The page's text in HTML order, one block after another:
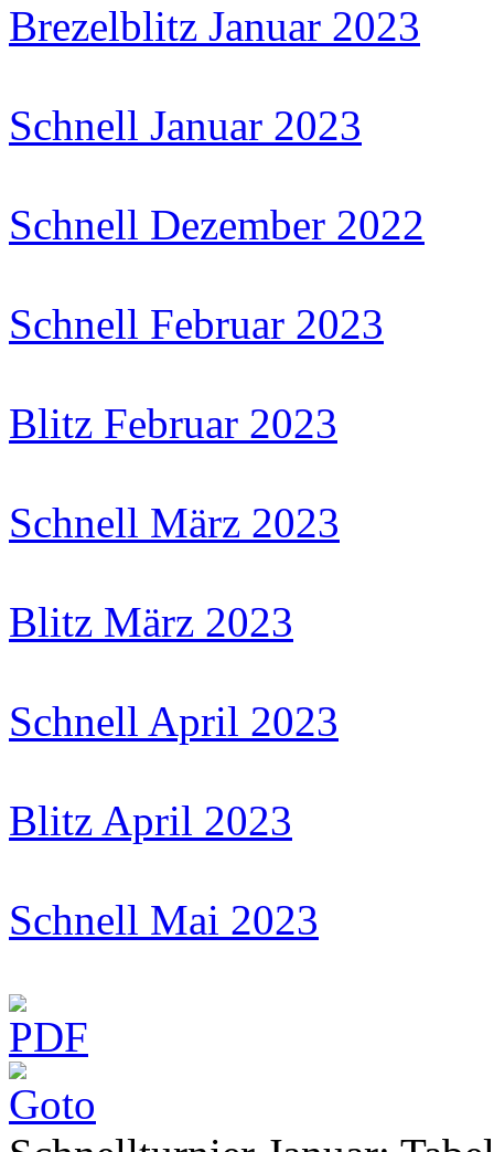
Brezelblitz Januar 2023
Schnell Januar 2023
Schnell Dezember 2022
Schnell Februar 2023
Blitz Februar 2023
Schnell März 2023
Blitz März 2023
Schnell April 2023
Blitz April 2023
Schnell Mai 2023